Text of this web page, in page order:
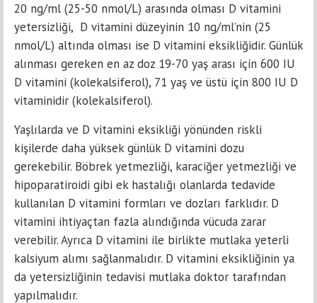
20 ng/ml (25-50 nmol/L) arasında olması D vitamini
yetersizliği, ­ D vitamini düzeyinin 10 ng/ml’nin (25
nmol/L) altında olması ise D vitamini eksikliğidir. Günlük
alınması gereken en az doz 19-70 yaş arası için 600 IU
D vitamini (kolekalsiferol), 71 yaş ve üstü için 800 IU D
vitaminidir (kolekalsiferol).
Yaşlılarda ve D vitamini eksikliği yönünden riskli
kişilerde daha yüksek günlük D vitamini dozu
gerekebilir. Böbrek yetmezliği, karaciğer yetmezliği ve
hipoparatiroidi gibi ek hastalığı olanlarda tedavide
kullanılan D vitamini formları ve dozları farklıdır. D
vitamini ihtiyaçtan fazla alındığında vücuda zarar
verebilir. Ayrıca D vitamini ile birlikte mutlaka yeterli
kalsiyum alımı sağlanmalıdır. D vitamini eksikliğinin ya
da yetersizliğinin tedavisi mutlaka doktor tarafından
yapılmalıdır.